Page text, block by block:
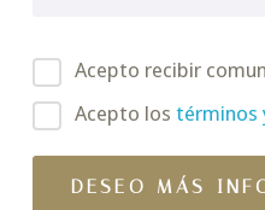
Acepto recibir
Acepto los términos